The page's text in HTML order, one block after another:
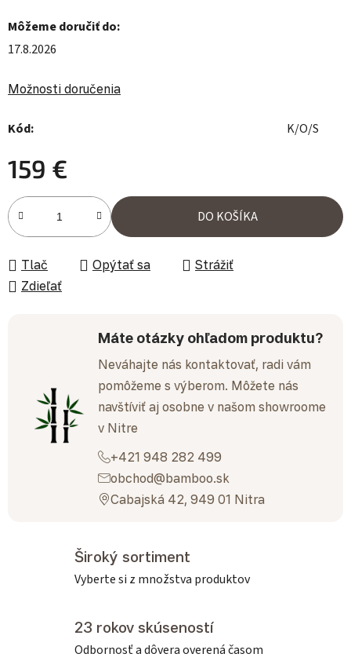
Môžeme doručiť do:
17.8.2026
Možnosti doručenia
Kód: K/O/S
159 €
Jednotková cena:
DO KOŠÍKA
Tlač Opýtať sa
Strážiť
Zdieľať
Máte otázky ohľadom produktu?
Neváhajte nás kontaktovať, radi vám
pomôžeme s výberom. Môžete nás
navštíviť aj osobne v našom showroome
v Nitre
+421 948 282 499
obchod@bamboo.sk
Cabajská 42, 949 01 Nitra
Široký sortiment
Vyberte si z množstva produktov
23 rokov skúseností
Odbornosť a dôvera overená časom